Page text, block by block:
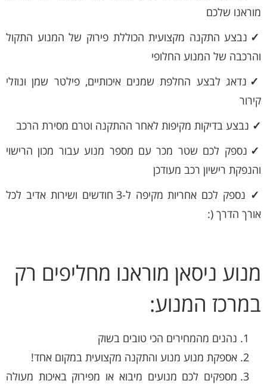
מוראנו שלכם
✓ נבצע התקנה מקצועית הכוללת פירוק של המנוע התקול
והרכבה של המנוע החלופי
✓ נדאג לבצע החלפת שמנים איכותיים, פילטר שמן ונוזלי
קירור
✓ נבצע בדיקות מקיפות לאחר ההתקנה וטרם מסירת הרכב
✓ נספק לכם שטר מכר עם מספר מנוע עבור מכון הרישוי
והנפקת רישיון רכב מעודכן
✓
נספק לכם אחריות מקיפה ל-3 חודשים ושירות אדיב לכל
אורך הדרך (:
מנוע ניסאן מוראנו מחליפים רק
במרכז המנוע:
נהנים מהמחירים הכי טובים בשוק
אספקת מנוע מנוע והתקנה מקצועית במקום אחד!
מספקים לכם מנועים מיבוא או מפירוק באיכות מעולה